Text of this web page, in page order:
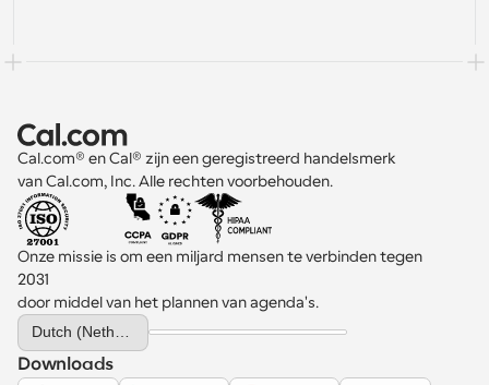
Cal.com® en Cal® zijn een geregistreerd handelsmerk
van Cal.com, Inc. Alle rechten voorbehouden.
Onze missie is om een miljard mensen te verbinden tegen
2031
door middel van het plannen van agenda's.
Select Language
Dutch (Netherlands)
Downloads